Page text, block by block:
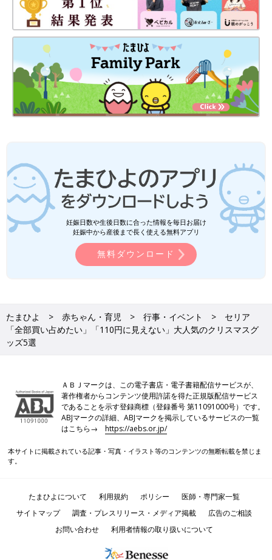
妊娠日数や生後日数に合った情報を毎日お届け
妊娠中から産後まで長く使える無料アプリ
無料ダウンロード
たまひよ 赤ちゃん・育児 行事・イベント
セリア
「全部買い占めたい」「110円に見えない」大人気のクリスマスグ
ッズ5選
ＡＢＪマークは、この電子書店・電子書籍配信サービスが、
著作権者からコンテンツ使用許諾を得た正規版配信サービス
であることを示す登録商標（登録番号 第11091000号）です。
ABJマークの詳細、ABJマークを掲示しているサービスの一覧
はこちら→https://aebs.or.jp/
本サイトに掲載されている記事・写真・イラスト等のコンテンツの無断転載を禁じま
す。
たまひよについて 利用規約 ポリシー
医師・専門家一覧
サイトマップ
調査・プレスリリース・メディア掲載
広告のご相談
お問い合わせ
利用者情報の取り扱いについて